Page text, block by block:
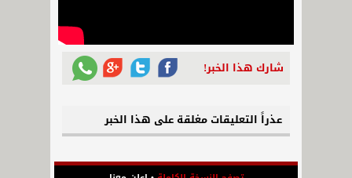
شارك هذا الخبر!
عذراً التعليقات مغلقة على هذا الخبر